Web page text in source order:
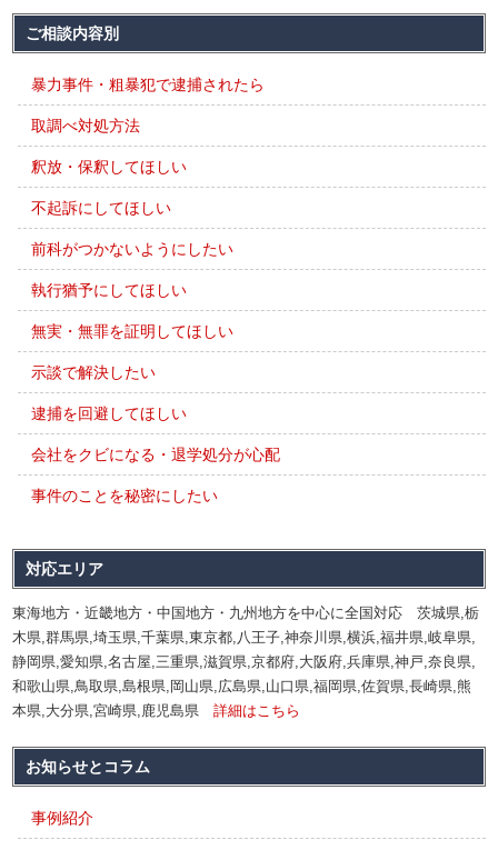
ご相談内容別
暴力事件・粗暴犯で逮捕されたら
取調べ対処方法
釈放・保釈してほしい
不起訴にしてほしい
前科がつかないようにしたい
執行猶予にしてほしい
無実・無罪を証明してほしい
示談で解決したい
逮捕を回避してほしい
会社をクビになる・退学処分が心配
事件のことを秘密にしたい
対応エリア
東海地方・近畿地方・中国地方・九州地方を中心に全国対応 茨城県,栃
木県,群馬県,埼玉県,千葉県,東京都,八王子,神奈川県,横浜,福井県,岐阜県,
静岡県,愛知県,名古屋,三重県,滋賀県,京都府,大阪府,兵庫県,神戸,奈良県,
和歌山県,鳥取県,島根県,岡山県,広島県,山口県,福岡県,佐賀県,長崎県,熊
本県,大分県,宮崎県,鹿児島県詳細はこちら
お知らせとコラム
事例紹介